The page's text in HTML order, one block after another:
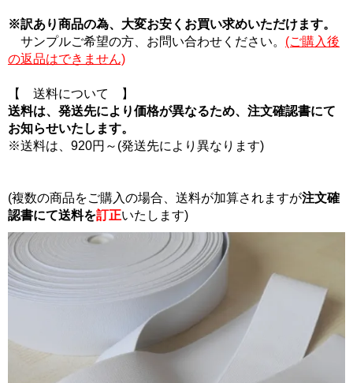
※訳あり商品の為、大変お安くお買い求めいただけます。
サンプルご希望の方、お問い合わせください。 (ご購入後
の返品はできません)
【 送料について 】
送料は、発送先により価格が異なるため、注文確認書にて
お知らせいたします。
※送料は、920円～(発送先により異なります)
(複数の商品をご購入の場合、送料が加算されますが注文確
認書にて送料を訂正いたします)